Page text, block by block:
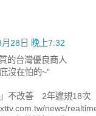
28日 晚上7:32
的台灣優良商人
沒在怕的~"
不改善 2年違規18次
news/